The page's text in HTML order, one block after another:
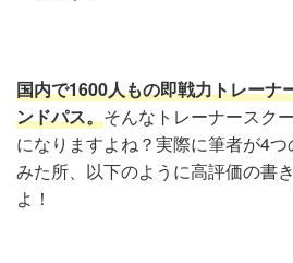
国内で1600人もの即戦力トレーナ
ンドパス。そんなトレーナースク
になりますよね？実際に筆者が4
みた所、以下のように高評価の書
よ！